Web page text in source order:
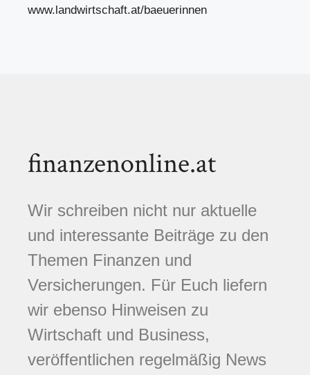
www.landwirtschaft.at/baeuerinnen
finanzenonline.at
Wir schreiben nicht nur aktuelle
und interessante Beiträge zu den
Themen Finanzen und
Versicherungen. Für Euch liefern
wir ebenso Hinweisen zu
Wirtschaft und Business,
veröffentlichen regelmäßig News